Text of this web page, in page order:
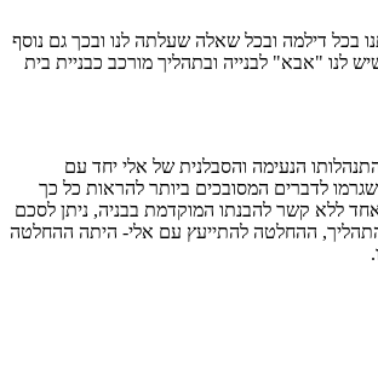
בכל דילמה ובכל שאלה שעלתה לנו ובכך גם נוסף
לנו "אבא" לבנייה ובתהליך מורכב כבניית בית
הנעימה והסבלנית של אלי יחד עם
לדברים המסובכים ביותר להראות כל כך
ללא קשר להבנתו המוקדמת בבניה, ניתן לסכם
ההחלטה להתייעץ עם אלי- היתה ההחלטה